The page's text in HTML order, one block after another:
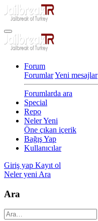
Forum
ForumlarYeni mesajlar
Forumlarda ara
Special
Repo
Neler Yeni
Öne çıkan içerik
Bağış Yap
Kullanıcılar
Giriş yap Kayıt ol
Neler yeni Ara
Ara